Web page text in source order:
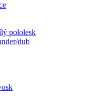
pololesk
dub